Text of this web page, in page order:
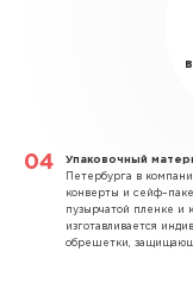
Упаковочный
Петербурга в
конверты и
пузырчатой пленке и
изготавливается
обрешетки,